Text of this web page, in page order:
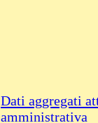
Dati aggregati
amministrativa